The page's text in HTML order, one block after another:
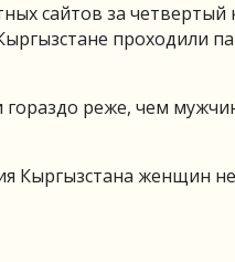
сайтов за четвертый
проходили
реже, чем
Кыргызстана женщин